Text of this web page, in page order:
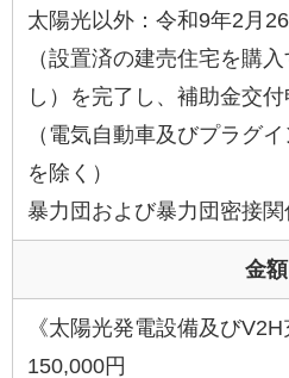
太陽光以外：令和9年2月
（設置済の建売住宅を購
し）を完了し、補助金交
（電気自動車及びプラグ
を除く）
暴力団および暴力団密接関
金額
《太陽光発電設備及びV2H
150,000円